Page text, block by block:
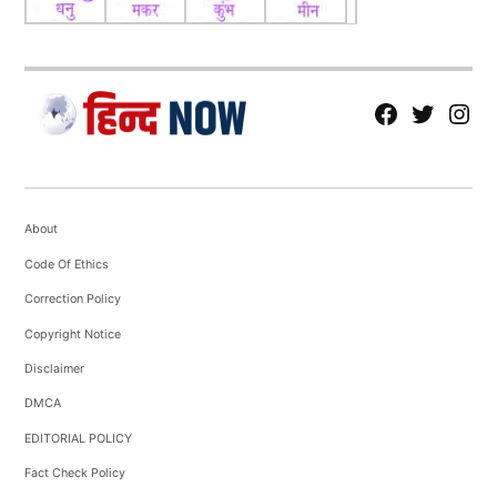
Kamakhya Reley is a journalist with 3 years of experience
writes for HindNow website, delivering sharp and engaging
stories that connect with...
fb Tw tw
About
Code Of Ethics
Correction Policy
Copyright Notice
Disclaimer
DMCA
EDITORIAL POLICY
Fact Check Policy